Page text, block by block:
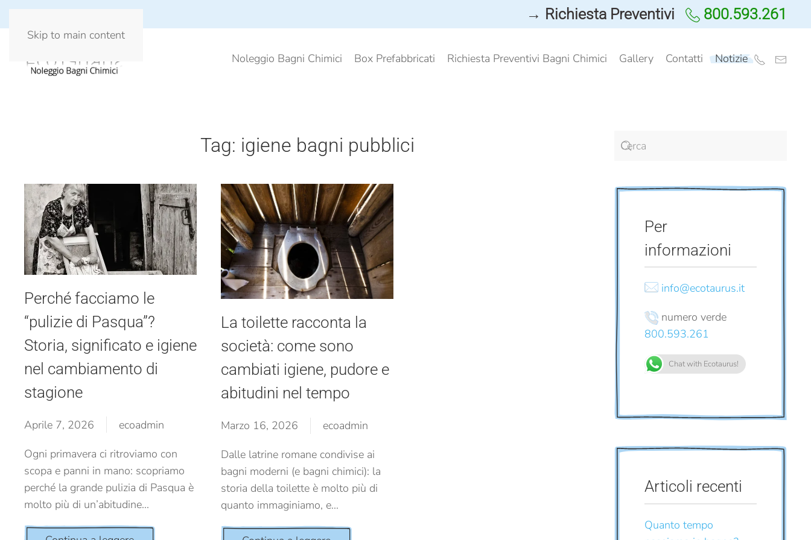
Skip to main content
→ Richiesta Preventivi 800.593.261
Noleggio Bagni Chimici Box Prefabbricati Richiesta Preventivi Bagni Chimici Gallery Contatti Notizie
Tag: igiene bagni pubblici
Perché facciamo le
“pulizie di Pasqua”?
Storia, significato e igiene
nel cambiamento di
stagione
Aprile 7, 2026
ecoadmin
Ogni primavera ci ritroviamo con
scopa e panni in mano: scopriamo
perché la grande pulizia di Pasqua è
molto più di un’abitudine...
La toilette racconta la
società: come sono
cambiati igiene, pudore e
abitudini nel tempo
Marzo 16, 2026
ecoadmin
Dalle latrine romane condivise ai
bagni moderni (e bagni chimici): la
storia della toilette è molto più di
quanto immaginiamo, e...
Per
informazioni
info@ecotaurus.it
numero verde
800.593.261
Chat with Ecotaurus!
Articoli recenti
Quanto tempo